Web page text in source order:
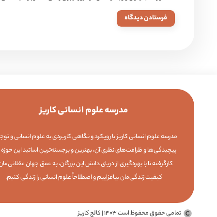
مدرسه علوم انسانی کاریز
مدرسه علوم انسانی کاریز با رویکرد و نگاهی کاربردی به علوم انسانی و
پیچیدگی‌ها و ظرافت‌های نظری آن، بهترین و برجسته‌ترین اساتید این حوزه
کارگرفته تا با بهره‌گیری از دریای دانش این بزرگان، به عمق جهان
کیفیت زندگی‌مان بیافزاییم و اصطلاحاً علوم انسانی را زندگی کنیم.
تمامی حقوق محفوظ است 1403 | کالج کاریز